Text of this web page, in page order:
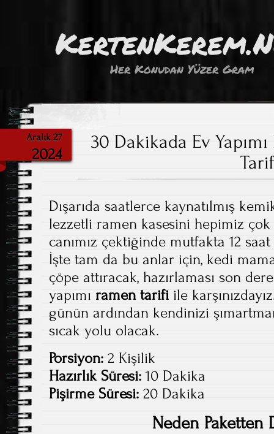
Her Konudan Yüzer Gram
Aralık 27
2024
30 Dakikada Ev
Dışarıda saatlerce kaynatılmış
lezzetli ramen kasesini hepimiz
canımız çektiğinde mutfakta 12
İşte tam da bu anlar için, kedi
çöpe attıracak, hazırlaması son
yapımı ramen tarifi ile
günün ardından kendinizi
sıcak yolu olacak.
Porsiyon: 2 Kişilik
Hazırlık Süresi: 10 Dakika
Pişirme Süresi: 20 Dakika
Neden Paketten